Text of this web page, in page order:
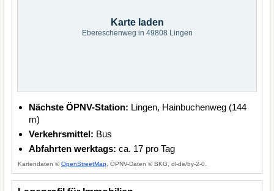
Karte laden
Ebereschenweg in 49808 Lingen
Nächste ÖPNV-Station: Lingen, Hainbuchenweg (144
m)
Verkehrsmittel: Bus
Abfahrten werktags: ca. 17 pro Tag
Kartendaten ©OpenStreetMap , ÖPNV-Daten © BKG, dl-de/by-2-0.